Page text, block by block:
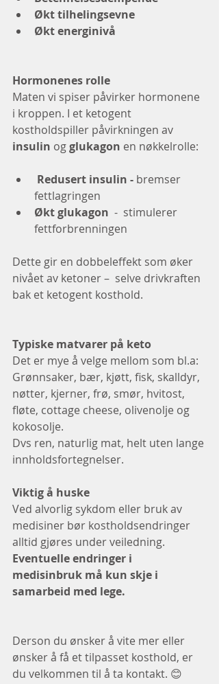
Økt tilhelingsevne
Økt energinivå
Hormonenes rolle
Maten vi spiser påvirker hormonene
i kroppen. I et ketogent
kostholdspiller påvirkningen av
insulin og glukagon en nøkkelrolle:
Redusert insulin - bremser
fettlagringen
Økt glukagon
  -  stimulerer
fettforbrenningen
Dette gir en dobbeleffekt som øker
nivået av ketoner –  selve drivkraften
bak et ketogent kosthold.
Typiske matvarer på keto
Det er mye å velge mellom som bl.a:
Grønnsaker, bær, kjøtt, fisk, skalldyr,
nøtter, kjerner, frø, smør, hvitost,
fløte, cottage cheese, olivenolje og
kokosolje.
Dvs ren, naturlig mat, helt uten lange
innholdsfortegnelser.
Viktig å huske
Ved alvorlig sykdom eller bruk av
medisiner bør kostholdsendringer
alltid gjøres under veiledning.
Eventuelle endringer i
medisinbruk må kun skje i
samarbeid med lege.
Derson du ønsker å vite mer eller
ønsker å få et tilpasset kosthold, er
du velkommen til å ta kontakt. 😊